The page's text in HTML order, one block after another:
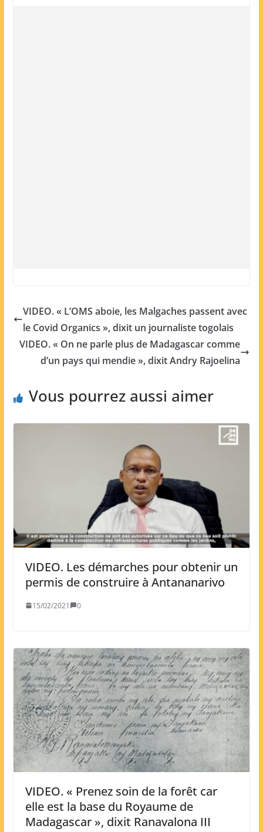
VIDEO. « L’OMS aboie, les Malgaches passent avec
le Covid Organics », dixit un journaliste togolais
VIDEO. « On ne parle plus de Madagascar comme
d’un pays qui mendie », dixit Andry Rajoelina
Vous pourrez aussi aimer
VIDEO. Les démarches pour obtenir un
permis de construire à Antananarivo
15/02/2021 0
VIDEO. « Prenez soin de la forêt car
elle est la base du Royaume de
Madagascar », dixit Ranavalona III